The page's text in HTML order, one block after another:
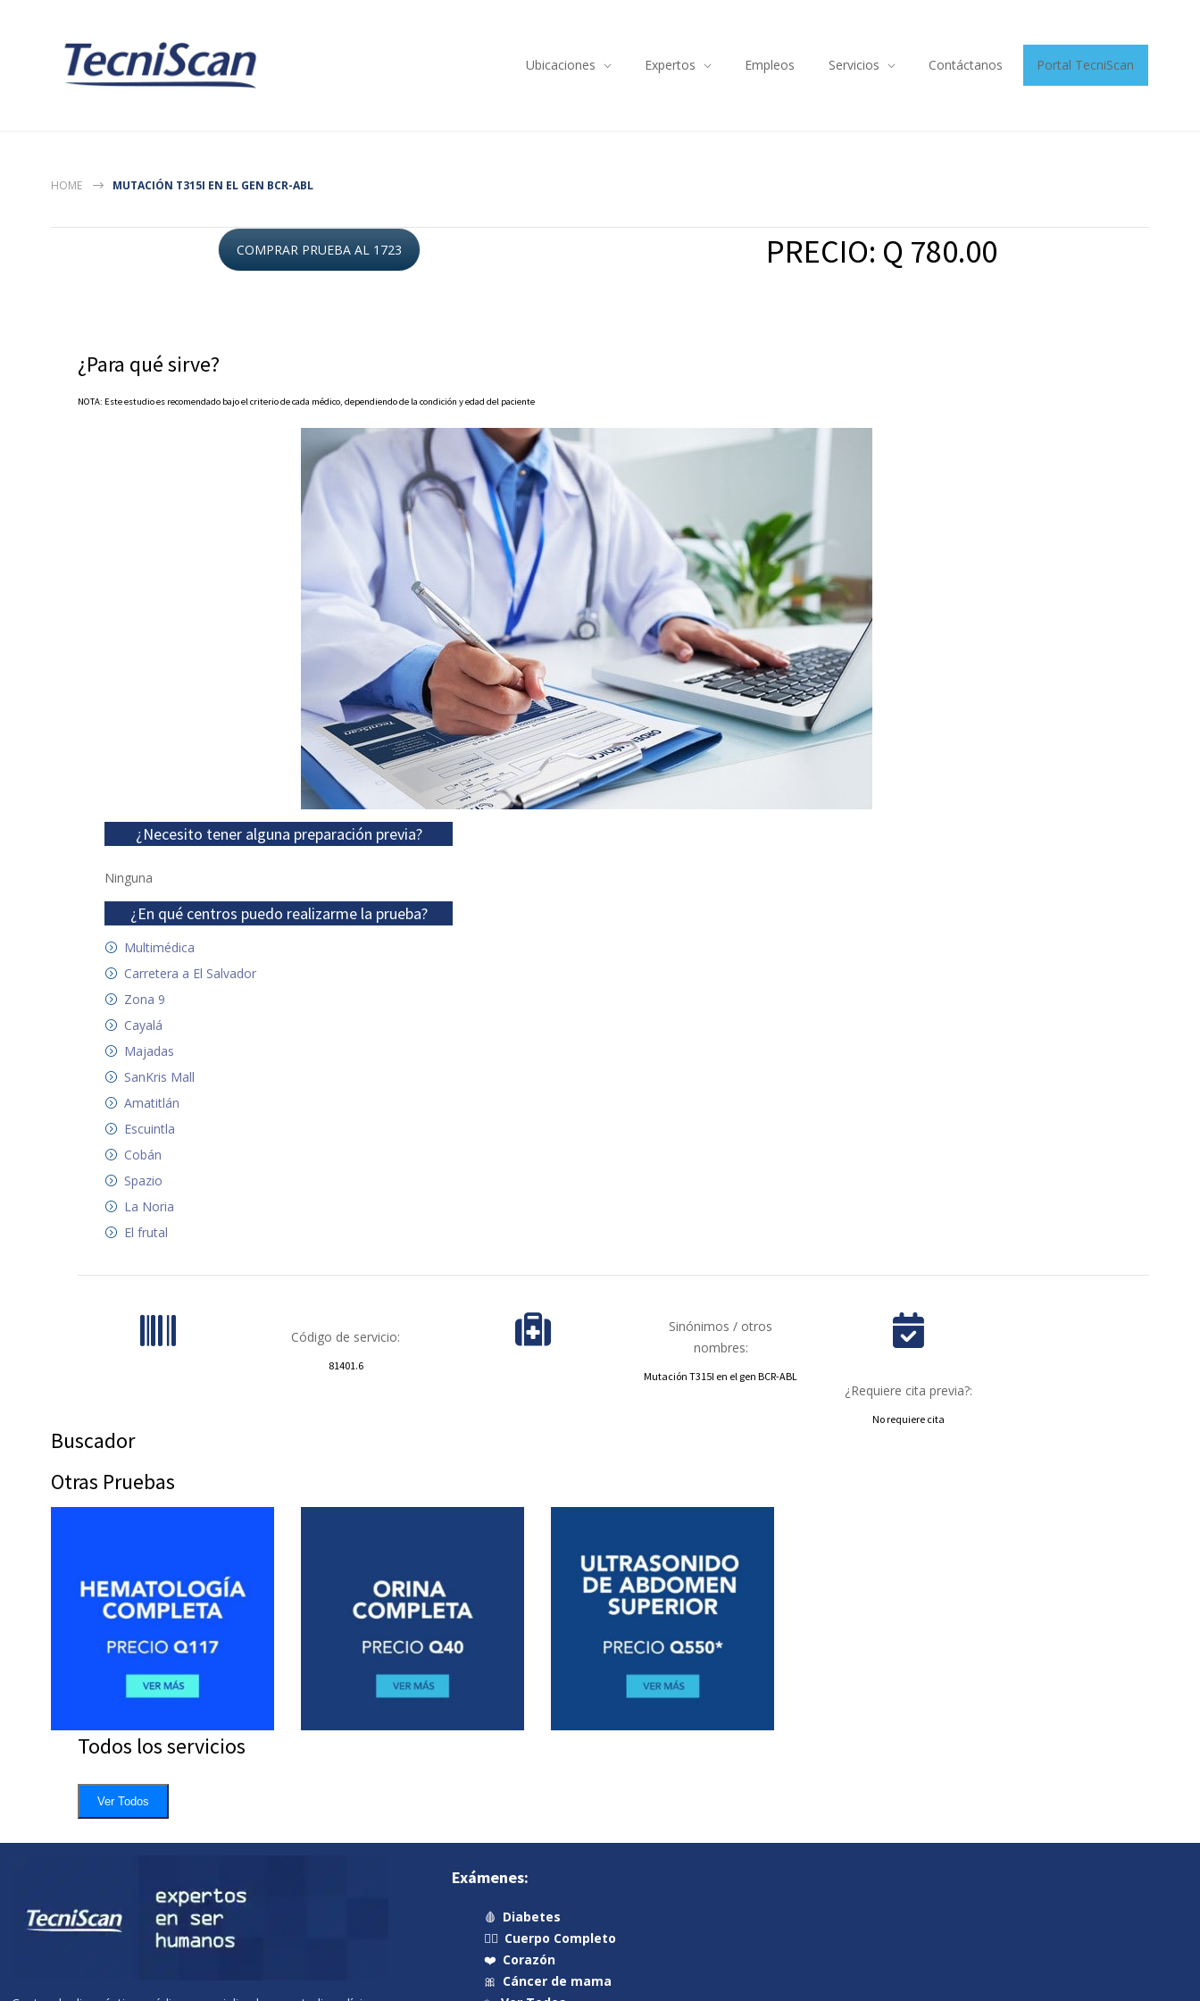
Ubicaciones Expertos Empleos Servicios Contáctanos Portal TecniScan
HOME MUTACIÓN T315I EN EL GEN BCR-ABL
COMPRAR PRUEBA AL 1723 PRECIO: Q 780.00
¿Para qué sirve?
NOTA: Este estudio es recomendado bajo el criterio de cada médico, dependiendo de la condición y edad del paciente
¿Necesito tener alguna preparación previa?
Ninguna
¿En qué centros puedo realizarme la prueba?
Multimédica
Carretera a El Salvador
Zona 9
Cayalá
Majadas
SanKris Mall
Amatitlán
Escuintla
Cobán
Spazio
La Noria
El frutal
Código de servicio:
81401.6
Sinónimos / otros
nombres:
Mutación T315I en el gen BCR-ABL
¿Requiere cita previa?:
No requiere cita
Buscador
Otras Pruebas
Todos los servicios
Ver Todos
Exámenes:
🩸 Diabetes
🧍‍♂️ Cuerpo Completo
❤️ Corazón
🎀 Cáncer de mama